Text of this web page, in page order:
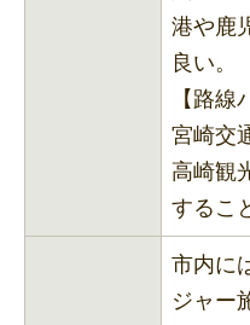
港や鹿
良い。
【路線
宮崎交
高崎観
するこ
市内に
ジャー